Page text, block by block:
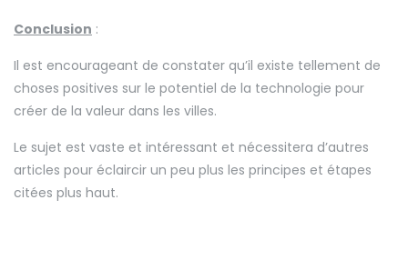
Conclusion :
Il est encourageant de constater qu’il existe tellement de
choses positives sur le potentiel de la technologie pour
créer de la valeur dans les villes.
Le sujet est vaste et intéressant et nécessitera d’autres
articles pour éclaircir un peu plus les principes et étapes
citées plus haut.